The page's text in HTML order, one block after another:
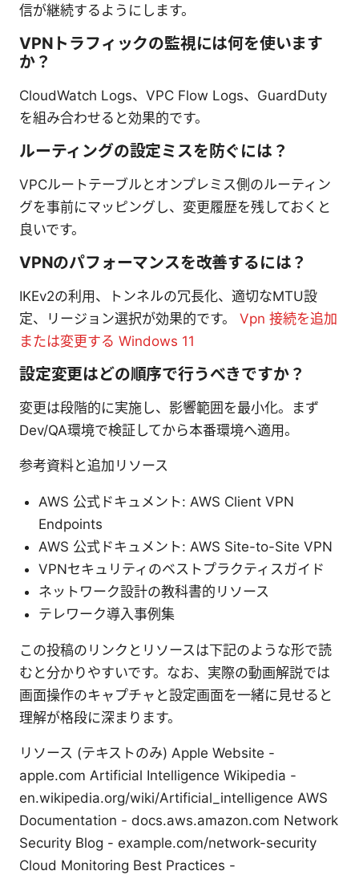
信が継続するようにします。
VPNトラフィックの監視には何を使います
か？
CloudWatch Logs、VPC Flow Logs、GuardDuty
を組み合わせると効果的です。
ルーティングの設定ミスを防ぐには？
VPCルートテーブルとオンプレミス側のルーティン
グを事前にマッピングし、変更履歴を残しておくと
良いです。
VPNのパフォーマンスを改善するには？
IKEv2の利用、トンネルの冗長化、適切なMTU設
定、リージョン選択が効果的です。 Vpn 接続を追加
または変更する Windows 11
設定変更はどの順序で行うべきですか？
変更は段階的に実施し、影響範囲を最小化。まず
Dev/QA環境で検証してから本番環境へ適用。
参考資料と追加リソース
AWS 公式ドキュメント: AWS Client VPN
Endpoints
AWS 公式ドキュメント: AWS Site-to-Site VPN
VPNセキュリティのベストプラクティスガイド
ネットワーク設計の教科書的リソース
テレワーク導入事例集
この投稿のリンクとリソースは下記のような形で読
むと分かりやすいです。なお、実際の動画解説では
画面操作のキャプチャと設定画面を一緒に見せると
理解が格段に深まります。
リソース (テキストのみ) Apple Website -
apple.com Artificial Intelligence Wikipedia -
en.wikipedia.org/wiki/Artificial_intelligence AWS
Documentation - docs.aws.amazon.com Network
Security Blog - example.com/network-security
Cloud Monitoring Best Practices -